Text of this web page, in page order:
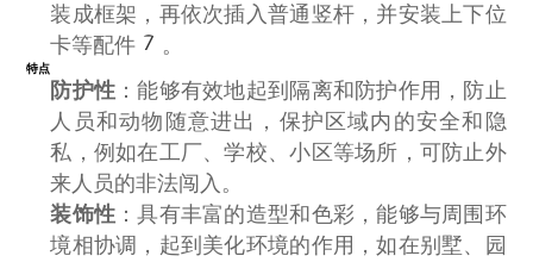
装成框架，再依次插入普通竖杆，并安装上下位
卡等配件 7 。
特点
防护性 ：能够有效地起到隔离和防护作用，防止
人员和动物随意进出，保护区域内的安全和隐
私，例如在工厂、学校、小区等场所，可防止外
来人员的非法闯入。
装饰性 ：具有丰富的造型和色彩，能够与周围环
境相协调，起到美化环境的作用，如在别墅、园